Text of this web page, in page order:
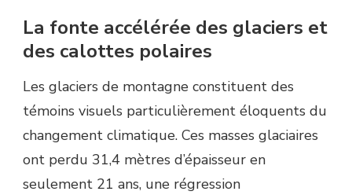
La fonte accélérée des glaciers et
des calottes polaires
Les glaciers de montagne constituent des
témoins visuels particulièrement éloquents du
changement climatique. Ces masses glaciaires
ont perdu 31,4 mètres d’épaisseur en
seulement 21 ans, une régression